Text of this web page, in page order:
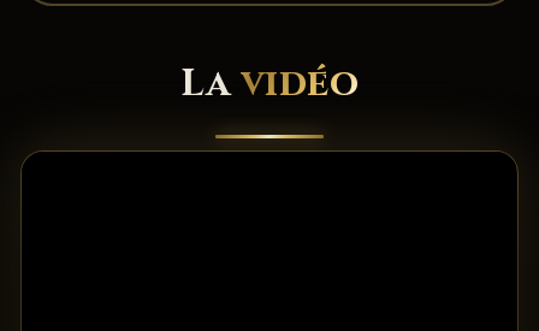
Lavidéo